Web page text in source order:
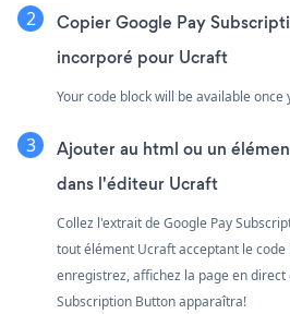
Copier Google Pay
incorporé pour Ucraft
Your code block will be available
Ajouter au html ou un
dans l'éditeur Ucraft
Collez l'extrait de Google Pay
tout élément Ucraft acceptant le
enregistrez, affichez la page en direct
Subscription Button apparaîtra!